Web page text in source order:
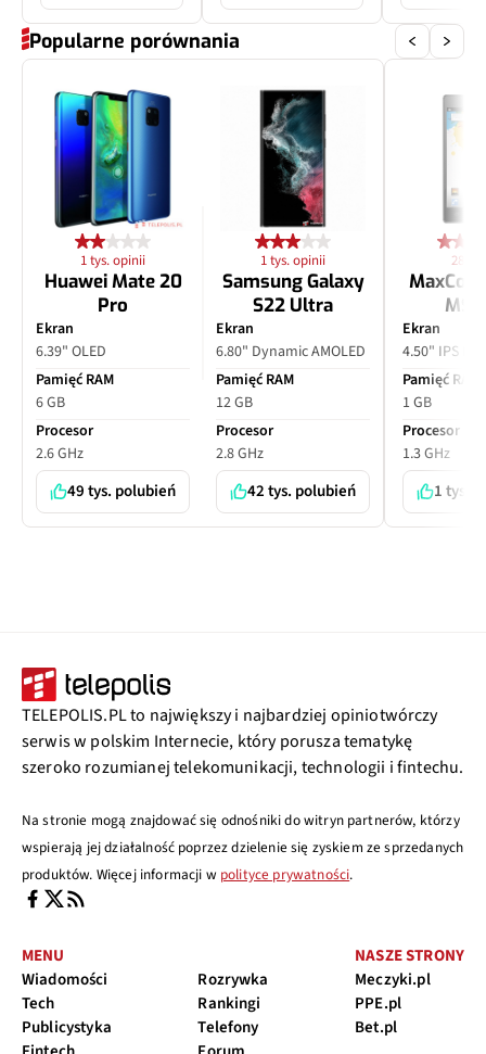
Popularne porównania
1 tys. opinii
Huawei Mate 20
Pro
Ekran
6.39" OLED
Pamięć RAM
6 GB
Procesor
2.6 GHz
49 tys. polubień
1 tys. opinii
Samsung Galaxy
S22 Ultra
Ekran
6.80" Dynamic AMOLED
Pamięć RAM
12 GB
Procesor
2.8 GHz
42 tys. polubień
28
Ekran
4.50" IPS
Pamięć RAM
1 GB
Procesor
1.3 GHz
1 tys.
TELEPOLIS.PL to największy i najbardziej opiniotwórczy
serwis w polskim Internecie, który porusza tematykę
szeroko rozumianej telekomunikacji, technologii i fintechu.
Na stronie mogą znajdować się odnośniki do witryn partnerów, którzy
wspierają jej działalność poprzez dzielenie się zyskiem ze sprzedanych
produktów. Więcej informacji w polityce prywatności.
MENU
Wiadomości
Tech
Publicystyka
Rozrywka
Rankingi
Telefony
NASZE STRONY
Meczyki.pl
PPE.pl
Bet.pl